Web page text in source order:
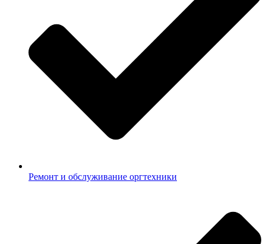
Ремонт и обслуживание оргтехники